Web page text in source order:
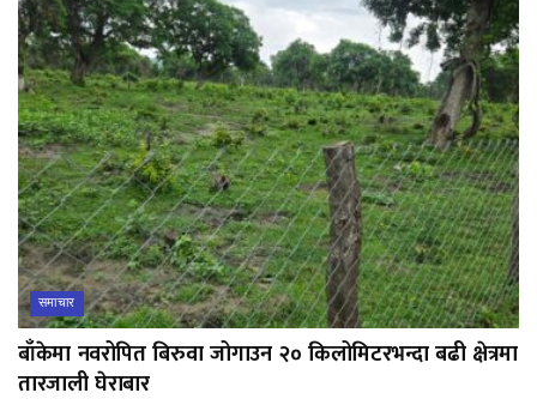
समाचार
बाँकेमा नवरोपित बिरुवा जोगाउन २० किलोमिटरभन्दा बढी क्षेत्रमा
तारजाली घेराबार